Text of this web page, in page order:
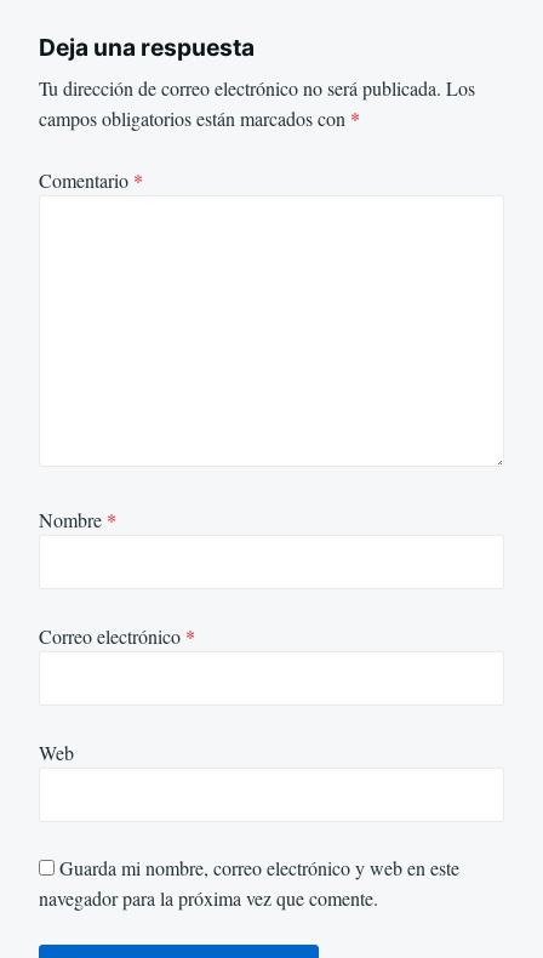
Deja una respuesta
Tu dirección de correo electrónico no será publicada. Los
campos obligatorios están marcados con *
Comentario *
Nombre *
Correo electrónico *
Web
Guarda mi nombre, correo electrónico y web en este
navegador para la próxima vez que comente.